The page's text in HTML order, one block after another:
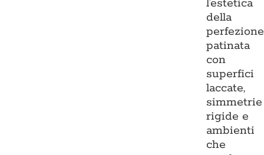
l’estetica
della
perfezione
patinata
con
superfici
laccate,
simmetrie
rigide e
ambienti
che